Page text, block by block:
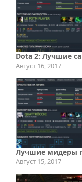
Dota 2: Лучшие
Август 16, 2017
Лучшие мидеры
Август 15, 2017